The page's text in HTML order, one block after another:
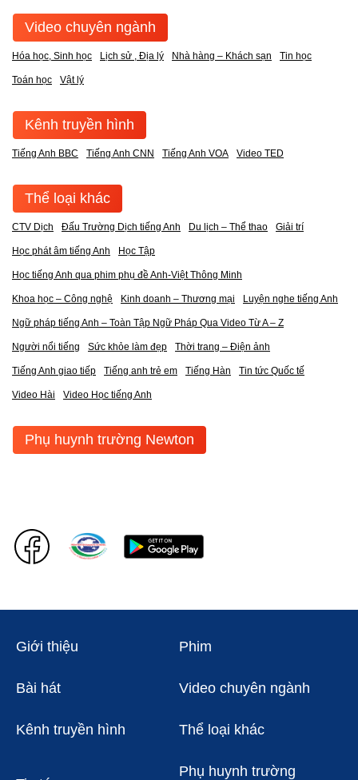
Video chuyên ngành
Hóa học, Sinh học Lịch sử , Địa lý Nhà hàng – Khách sạn Tin học
Toán học Vật lý
Kênh truyền hình
Tiếng Anh BBC Tiếng Anh CNN Tiếng Anh VOA Video TED
Thể loại khác
CTV Dịch Đấu Trường Dịch tiếng Anh Du lịch – Thể thao Giải trí
Học phát âm tiếng Anh Học Tập
Học tiếng Anh qua phim phụ đề Anh-Việt Thông Minh
Khoa học – Công nghệ Kinh doanh – Thương mại Luyện nghe tiếng Anh
Ngữ pháp tiếng Anh – Toàn Tập Ngữ Pháp Qua Video Từ A – Z
Người nổi tiếng Sức khỏe làm đẹp Thời trang – Điện ảnh
Tiếng Anh giao tiếp Tiếng anh trẻ em Tiếng Hàn Tin tức Quốc tế
Video Hài Video Học tiếng Anh
Phụ huynh trường Newton
Giới thiệu Phim
Bài hát Video chuyên ngành
Kênh truyền hình Thể loại khác
Phụ huynh trường